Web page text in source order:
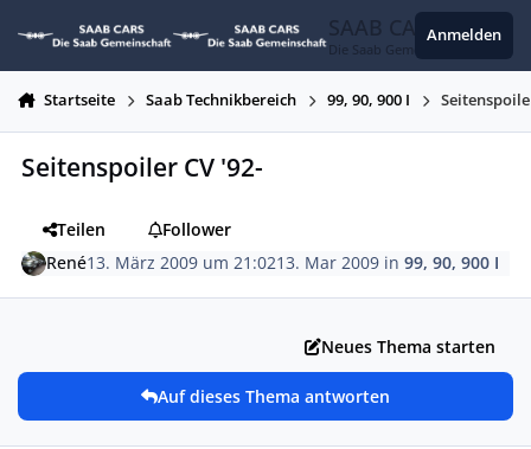
SAAB CARS
Die Saab Gemeinschaft
Anmelden
Startseite Saab Technikbereich 99, 90, 900 I
Seitenspoiler CV '92-
Teilen
Follower
René13. März 2009 um 21:0213. Mar 2009 in99, 90, 900 I
Neues Thema starten
Auf dieses Thema antworten